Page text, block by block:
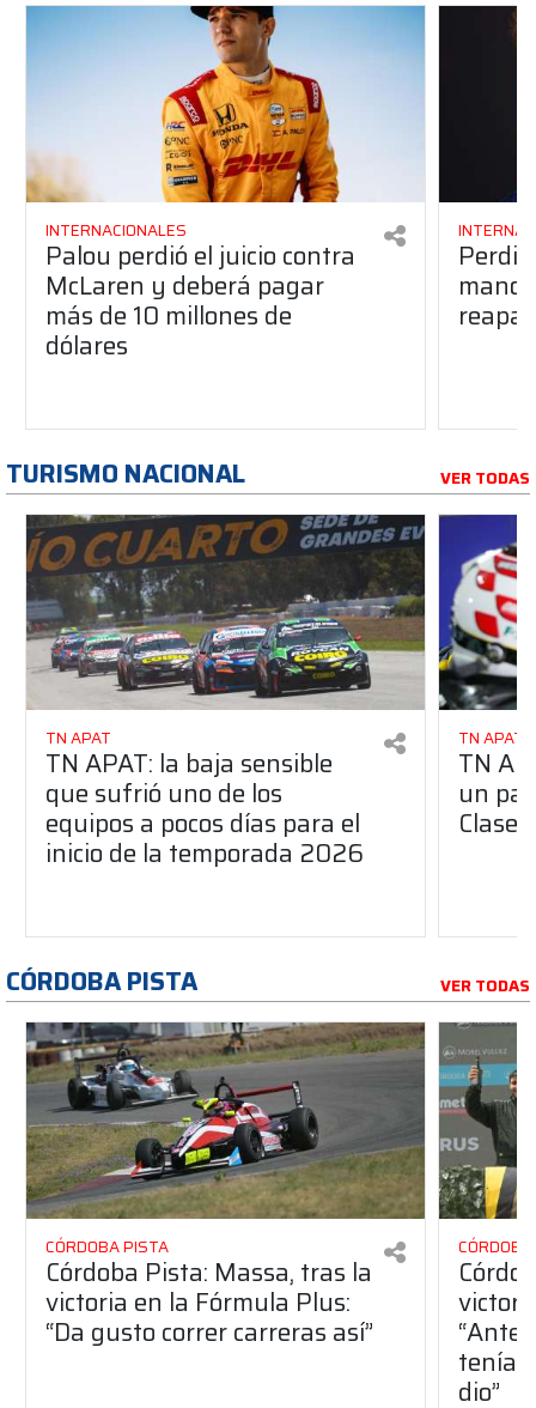
INTERNACIONALES
Palou perdió el juicio contra
McLaren y deberá pagar
más de 10 millones de
dólares
TURISMO NACIONAL VER TODAS
TN APAT
TN APAT: la baja sensible
que sufrió uno de los
equipos a pocos días para el
inicio de la temporada 2026
TN APAT
TN
un
Clase
CÓRDOBA PISTA VER TODAS
CÓRDOBA PISTA
Córdoba Pista: Massa, tras la
victoria en la Fórmula Plus:
“Da gusto correr carreras así”
dio”